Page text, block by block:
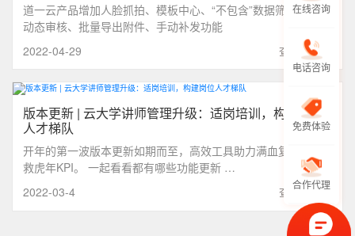
道一云产品增加人脸抓拍、模板中心、“不包含”数据筛选条件、
动态审核、批量导出附件、手动补发功能
查看更多...
2022-04-29
版本更新 | 云大学讲师管理升级：适岗培训，构建岗位
人才梯队
开年的第一波版本更新如期而至，高效工具助力满血复活，拯
救虎年KPI。 一起看看都有哪些功能更新 …
查看更多...
2022-03-4
在线咨询
电话咨询
免费体验
合作代理